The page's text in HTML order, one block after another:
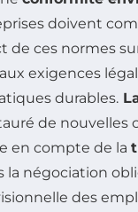
doivent
de ces normes
exigences
durables.
de nouvelles
en compte de la
la négociation
des